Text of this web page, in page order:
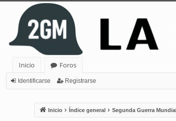
Inicio
Foros
Identificarse Registrarse
Inicio Índice general Segunda Guerra